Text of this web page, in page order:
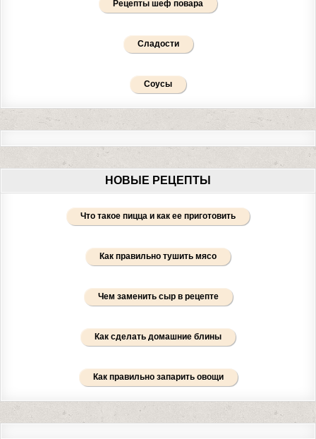
Рецепты шеф повара
Сладости
Соусы
НОВЫЕ РЕЦЕПТЫ
Что такое пицца и как ее приготовить
Как правильно тушить мясо
Чем заменить сыр в рецепте
Как сделать домашние блины
Как правильно запарить овощи